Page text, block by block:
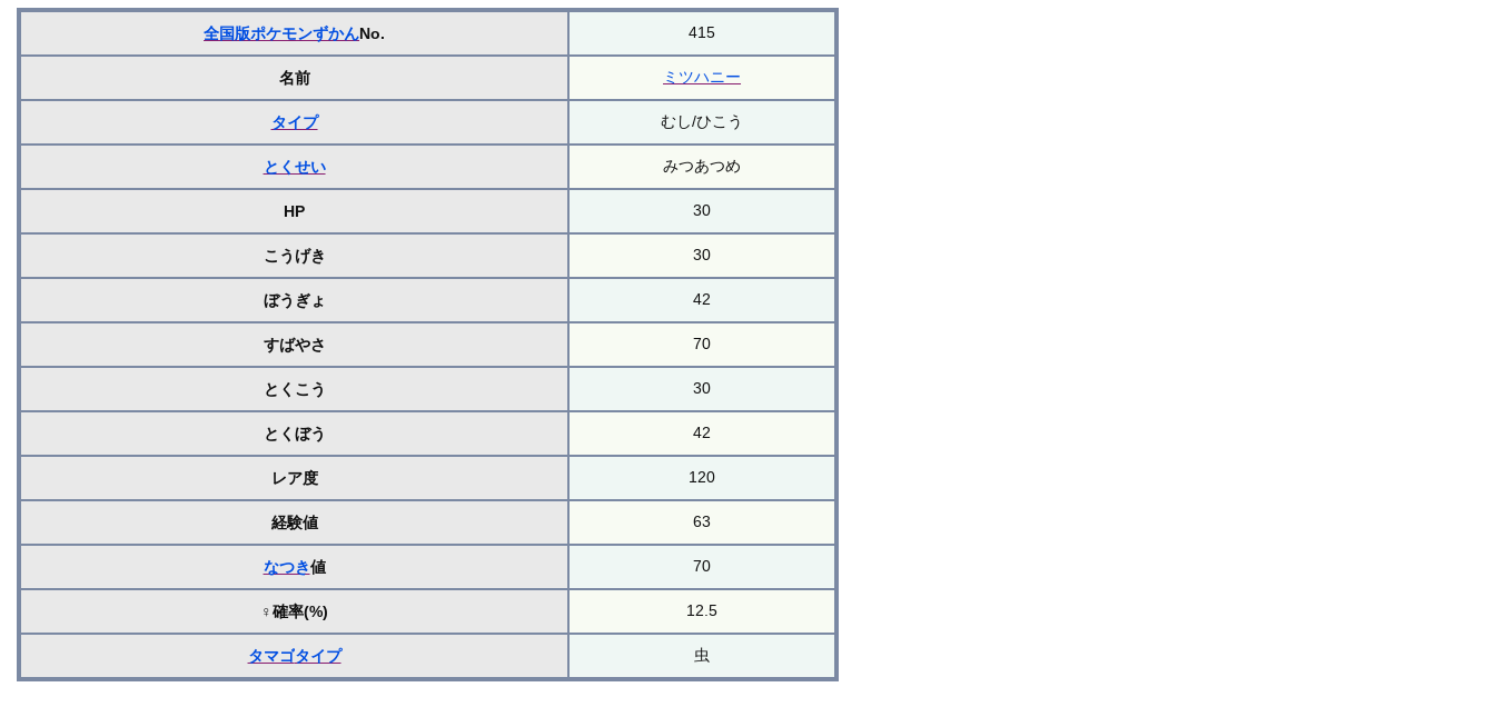
全国版ポケモンずかんNo. 415
名前 ミツハニー
タイプ むし/ひこう
とくせい みつあつめ
HP 30
こうげき 30
ぼうぎょ 42
すばやさ 70
とくこう 30
とくぼう 42
レア度 120
経験値 63
なつき値 70
♀確率(%) 12.5
タマゴタイプ 虫